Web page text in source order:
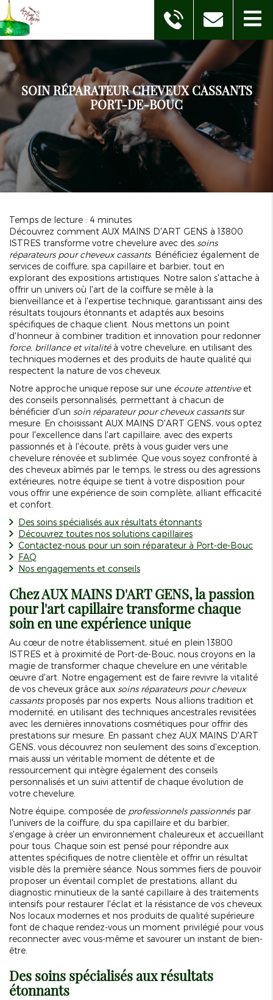
SOIN RÉPARATEUR CHEVEUX CASSANTS
PORT-DE-BOUC
Temps de lecture : 4 minutes
Découvrez comment AUX MAINS D'ART GENS à 13800
ISTRES transforme votre chevelure avec des soins
réparateurs pour cheveux cassants. Bénéficiez également de
services de coiffure, spa capillaire et barbier, tout en
explorant des expositions artistiques. Notre salon s'attache à
offrir un univers où l'art de la coiffure se mêle à la
bienveillance et à l'expertise technique, garantissant ainsi des
résultats toujours étonnants et adaptés aux besoins
spécifiques de chaque client. Nous mettons un point
d'honneur à combiner tradition et innovation pour redonner
force, brillance et vitalitéà votre chevelure, en utilisant des
techniques modernes et des produits de haute qualité qui
respectent la nature de vos cheveux.
Notre approche unique repose sur une écoute attentiveet
des conseils personnalisés, permettant à chacun de
bénéficier d'un soin réparateur pour cheveux cassantssur
mesure. En choisissant AUX MAINS D'ART GENS, vous optez
pour l'excellence dans l'art capillaire, avec des experts
passionnés et à l'écoute, prêts à vous guider vers une
chevelure rénovée et sublimée. Que vous soyez confronté à
des cheveux abîmés par le temps, le stress ou des agressions
extérieures, notre équipe se tient à votre disposition pour
vous offrir une expérience de soin complète, alliant efficacité
et confort.
Des soins spécialisés aux résultats étonnants
Découvrez toutes nos solutions capillaires
Contactez-nous pour un soin réparateur à Port-de-Bouc
FAQ
Nos engagements et conseils
Chez AUX MAINS D'ART GENS, la passion
pour l'art capillaire transforme chaque
soin en une expérience unique
Au cœur de notre établissement, situé en plein 13800
ISTRES et à proximité de Port-de-Bouc, nous croyons en la
magie de transformer chaque chevelure en une véritable
œuvre d'art. Notre engagement est de faire revivre la vitalité
de vos cheveux grâce aux soins réparateurs pour cheveux
cassantsproposés par nos experts. Nous allions tradition et
modernité, en utilisant des techniques ancestrales revisitées
avec les dernières innovations cosmétiques pour offrir des
prestations sur mesure. En passant chez AUX MAINS D'ART
GENS, vous découvrez non seulement des soins d'exception,
mais aussi un véritable moment de détente et de
ressourcement qui intègre également des conseils
personnalisés et un suivi attentif de chaque évolution de
votre chevelure.
Notre équipe, composée de professionnels passionnéspar
l'univers de la coiffure, du spa capillaire et du barbier,
s'engage à créer un environnement chaleureux et accueillant
pour tous. Chaque soin est pensé pour répondre aux
attentes spécifiques de notre clientèle et offrir un résultat
visible dès la première séance. Nous sommes fiers de pouvoir
proposer un éventail complet de prestations, allant du
diagnostic minutieux de la santé capillaire à des traitements
intensifs pour restaurer l'éclat et la résistance de vos cheveux.
Nos locaux modernes et nos produits de qualité supérieure
font de chaque rendez-vous un moment privilégié pour vous
reconnecter avec vous-même et savourer un instant de bien-
être.
Des soins spécialisés aux résultats
étonnants